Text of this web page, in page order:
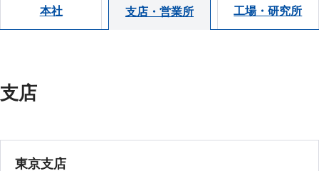
本社 支店・営業所 工場・研究所
支店
東京支店